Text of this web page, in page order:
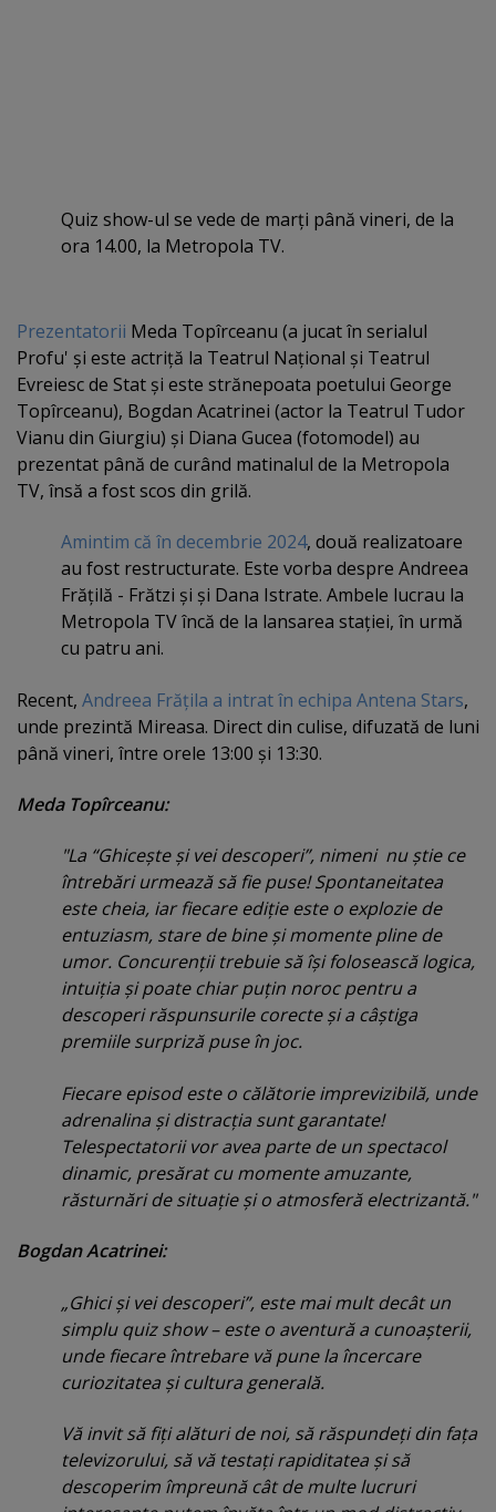
Quiz show-ul se vede de marţi până vineri, de la
ora 14.00, la Metropola TV.
Prezentatorii Meda Topîrceanu (a jucat în serialul
Profu' şi este actriţă la Teatrul Naţional şi Teatrul
Evreiesc de Stat şi este strănepoata poetului George
Topîrceanu), Bogdan Acatrinei (actor la Teatrul Tudor
Vianu din Giurgiu) şi Diana Gucea (fotomodel) au
prezentat până de curând matinalul de la Metropola
TV, însă a fost scos din grilă.
Amintim că în decembrie 2024, două realizatoare
au fost restructurate. Este vorba despre Andreea
Frăţilă - Frătzi şi şi Dana Istrate. Ambele lucrau la
Metropola TV încă de la lansarea staţiei, în urmă
cu patru ani.
Recent, Andreea Frăţila a intrat în echipa Antena Stars,
unde prezintă Mireasa. Direct din culise, difuzată de luni
până vineri, între orele 13:00 şi 13:30.
Meda Topîrceanu:
"La “Ghiceşte şi vei descoperi”, nimeni nu ştie ce
întrebări urmează să fie puse! Spontaneitatea
este cheia, iar fiecare ediţie este o explozie de
entuziasm, stare de bine şi momente pline de
umor. Concurenţii trebuie să îşi folosească logica,
intuiţia şi poate chiar puţin noroc pentru a
descoperi răspunsurile corecte şi a câştiga
premiile surpriză puse în joc.
Fiecare episod este o călătorie imprevizibilă, unde
adrenalina şi distracţia sunt garantate!
Telespectatorii vor avea parte de un spectacol
dinamic, presărat cu momente amuzante,
răsturnări de situaţie şi o atmosferă electrizantă."
Bogdan Acatrinei:
„Ghici şi vei descoperi”, este mai mult decât un
simplu quiz show – este o aventură a cunoaşterii,
unde fiecare întrebare vă pune la încercare
curiozitatea şi cultura generală.
Vă invit să fiţi alături de noi, să răspundeţi din faţa
televizorului, să vă testaţi rapiditatea şi să
descoperim împreună cât de multe lucruri